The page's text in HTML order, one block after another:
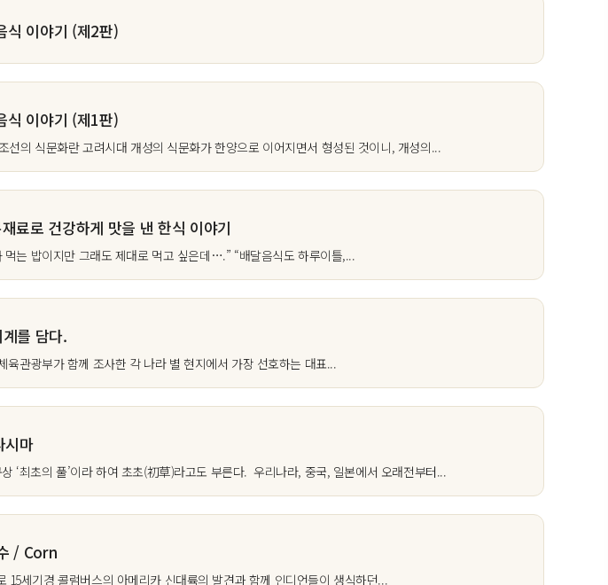
식 이야기 (제2판)
식 이야기 (제1판)
의 식문화란 고려시대 개성의 식문화가 한양으로 이어지면서 형성된 것이니, 개성의...
료로 건강하게 맛을 낸 한식 이야기
는 밥이지만 그래도 제대로 먹고 싶은데….” “배달음식도 하루이틀,...
를 담다.
관광부가 함께 조사한 각 나라 별 현지에서 가장 선호하는 대표...
시마
최초의 풀’이라 하여 초초(初草)라고도 부른다. 우리나라, 중국, 일본에서 오래전부터...
/ Corn
세기경 콜럼버스의 아메리카 신대륙의 발견과 함께 인디언들이 생식하던...